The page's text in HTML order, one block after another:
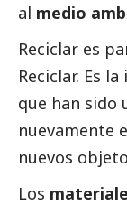
al medio
Reciclar es
Reciclar. Es
que han sido
nuevamente
nuevos
Los